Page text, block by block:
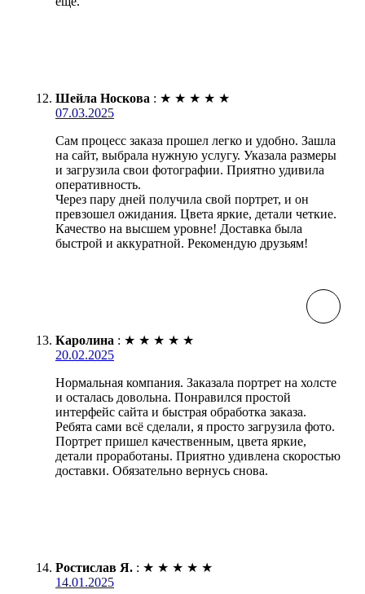
Шейла Носкова : ★ ★ ★ ★ ★
07.03.2025
Сам процесс заказа прошел легко и удобно. Зашла
на сайт, выбрала нужную услугу. Указала размеры
и загрузила свои фотографии. Приятно удивила
оперативность.
Через пару дней получила свой портрет, и он
превзошел ожидания. Цвета яркие, детали четкие.
Качество на высшем уровне! Доставка была
быстрой и аккуратной. Рекомендую друзьям!
Каролина : ★ ★ ★ ★ ★
20.02.2025
Нормальная компания. Заказала портрет на холсте
и осталась довольна. Понравился простой
интерфейс сайта и быстрая обработка заказа.
Ребята сами всё сделали, я просто загрузила фото.
Портрет пришел качественным, цвета яркие,
детали проработаны. Приятно удивлена скоростью
доставки. Обязательно вернусь снова.
Ростислав Я. : ★ ★ ★ ★ ★
14.01.2025